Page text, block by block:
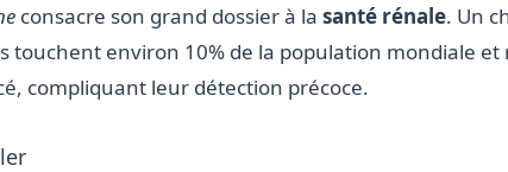
consacre son grand dossier à la santé rénale. Un
touchent environ 10% de la population mondiale
compliquant leur détection précoce.